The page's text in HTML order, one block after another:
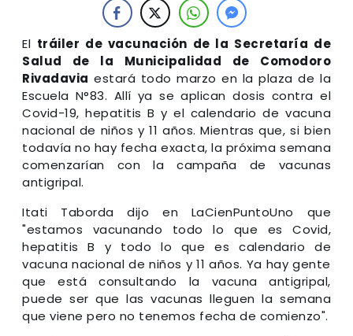
El tráiler de vacunación de la Secretaría de
Salud de la Municipalidad de Comodoro
Rivadavia estará todo marzo en la plaza de la
Escuela N°83. Allí ya se aplican dosis contra el
Covid-19, hepatitis B y el calendario de vacuna
nacional de niños y 11 años. Mientras que, si bien
todavía no hay fecha exacta, la próxima semana
comenzarían con la campaña de vacunas
antigripal.
Itati Taborda dijo en LaCienPuntoUno que
"estamos vacunando todo lo que es Covid,
hepatitis B y todo lo que es calendario de
vacuna nacional de niños y 11 años. Ya hay gente
que está consultando la vacuna antigripal,
puede ser que las vacunas lleguen la semana
que viene pero no tenemos fecha de comienzo".